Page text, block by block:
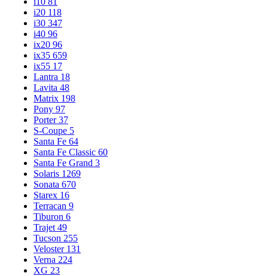
i20 118
i30 347
i40 96
ix20 96
ix35 659
ix55 17
Lantra 18
Lavita 48
Matrix 198
Pony 97
Porter37
S-Coupe 5
Santa Fe 64
Santa Fe Classic 60
Santa Fe Grand 3
Solaris 1269
Sonata 670
Starex 16
Terracan 9
Tiburon 6
Trajet 49
Tucson 255
Veloster 131
Verna 224
XG 23